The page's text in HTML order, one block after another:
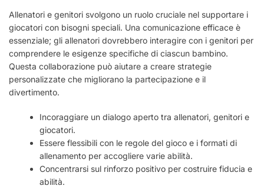
Allenatori e genitori svolgono un ruolo cruciale nel supportare i
giocatori con bisogni speciali. Una comunicazione efficace è
essenziale; gli allenatori dovrebbero interagire con i genitori per
comprendere le esigenze specifiche di ciascun bambino.
Questa collaborazione può aiutare a creare strategie
personalizzate che migliorano la partecipazione e il
divertimento.
Incoraggiare un dialogo aperto tra allenatori, genitori e
giocatori.
Essere flessibili con le regole del gioco e i formati di
allenamento per accogliere varie abilità.
Concentrarsi sul rinforzo positivo per costruire fiducia e
abilità.